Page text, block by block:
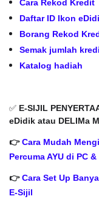
Cara Rekod Kredit
Daftar ID Ikon
Borang Rekod
Semak jumlah
Katalog hadiah
✅ E-SIJIL
eDidik atau DELIMa
👉Cara Mudah
Percuma AYU di PC
👉Cara Set Up
E-Sijil